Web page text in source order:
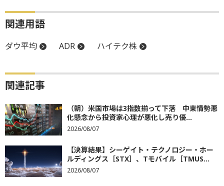
関連用語
ダウ平均 ADR ハイテク株
関連記事
（朝）米国市場は3指数揃って下落 中東情勢悪
化懸念から投資家心理が悪化し売り優...
2026/08/07
【決算結果】シーゲイト・テクノロジー・ホー
ルディングス［STX］、Tモバイル［TMUS...
2026/08/07